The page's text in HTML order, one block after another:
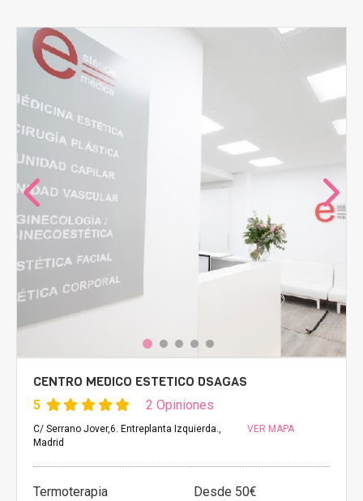
CENTRO MEDICO ESTETICO DSAGAS
5 2 Opiniones
C/ Serrano Jover,6. Entreplanta Izquierda.,
Madrid
VER MAPA
Termoterapia
Desde 50€